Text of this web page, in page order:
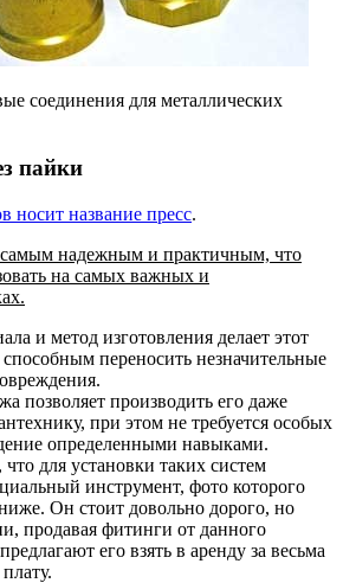
соединения для металлических
пайки
носит название пресс.
надежным и практичным, что
на самых важных и
и метод изготовления делает этот
переносить незначительные
позволяет производить его даже
при этом не требуется особых
определенными навыками.
для установки таких систем
инструмент, фото которого
Он стоит довольно дорого, но
продавая фитинги от данного
его взять в аренду за весьма